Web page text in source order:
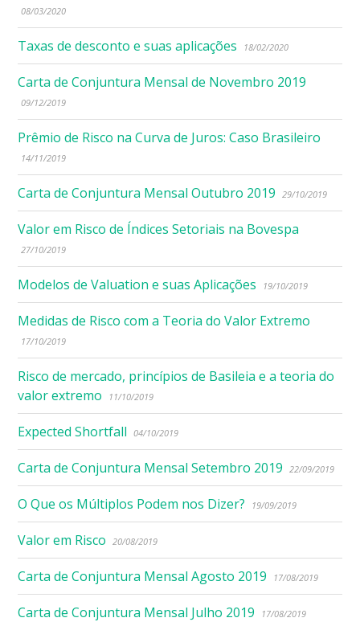
08/03/2020
Taxas de desconto e suas aplicações 18/02/2020
Carta de Conjuntura Mensal de Novembro 2019
09/12/2019
Prêmio de Risco na Curva de Juros: Caso Brasileiro
14/11/2019
Carta de Conjuntura Mensal Outubro 2019 29/10/2019
Valor em Risco de Índices Setoriais na Bovespa
27/10/2019
Modelos de Valuation e suas Aplicações 19/10/2019
Medidas de Risco com a Teoria do Valor Extremo
17/10/2019
Risco de mercado, princípios de Basileia e a teoria do
valor extremo
11/10/2019
Expected Shortfall 04/10/2019
Carta de Conjuntura Mensal Setembro 2019 22/09/2019
O Que os Múltiplos Podem nos Dizer? 19/09/2019
Valor em Risco 20/08/2019
Carta de Conjuntura Mensal Agosto 2019 17/08/2019
Carta de Conjuntura Mensal Julho 2019 17/08/2019